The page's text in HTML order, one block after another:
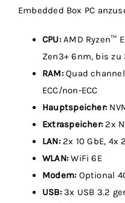
Embedded Box PC
CPU:AMD Ryzen™
Zen3+ 6nm, bis zu
RAM:Quad channel
ECC/non-ECC
Hauptspeicher:
Extraspeicher:2x
LAN:2x 10 GbE, 4x
WLAN:WiFi 6E
Modem:Optional
USB:3x USB 3.2